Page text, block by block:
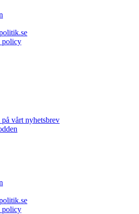
policy
på vårt nyhetsbrev
policy